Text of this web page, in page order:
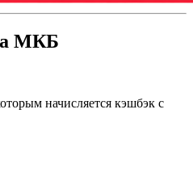
МКБ
начисляется кэшбэк с